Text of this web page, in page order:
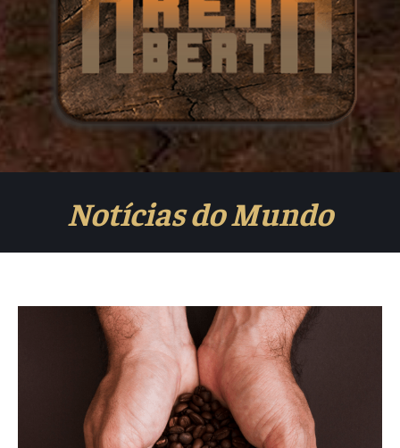
Notícias do Mundo